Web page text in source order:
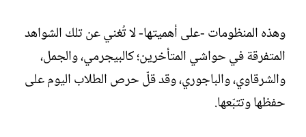
وهذه المنظومات -على أهميتها- لا تُغني عن تلك الشواهد
المتفرقة في حواشي المتأخرين؛ كالبيجرمي، والجمل،
والشرقاوي، والباجوري، وقد قلّ حرص الطلاب اليوم على
حفظها وتتبّعها.